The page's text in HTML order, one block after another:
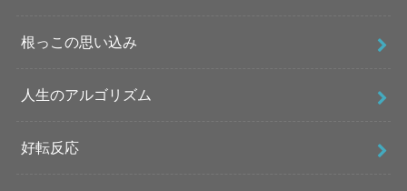
根っこの思い込み
人生のアルゴリズム
好転反応